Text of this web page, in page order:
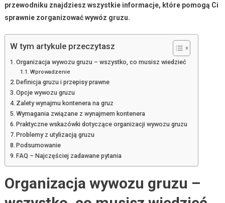
przewodniku znajdziesz wszystkie informacje, które pomogą Ci
sprawnie zorganizować wywóz gruzu.
W tym artykule przeczytasz
Organizacja wywozu gruzu – wszystko, co musisz wiedzieć
Wprowadzenie
Definicja gruzu i przepisy prawne
Opcje wywozu gruzu
Zalety wynajmu kontenera na gruz
Wymagania związane z wynajmem kontenera
Praktyczne wskazówki dotyczące organizacji wywozu gruzu
Problemy z utylizacją gruzu
Podsumowanie
FAQ – Najczęściej zadawane pytania
Organizacja wywozu gruzu –